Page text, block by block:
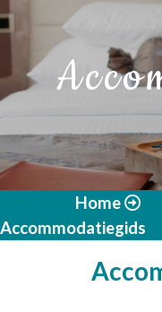
Home
Accommodatiegids